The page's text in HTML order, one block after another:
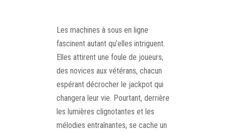
Les machines à sous en ligne
fascinent autant qu’elles intriguent.
Elles attirent une foule de joueurs,
des novices aux vétérans, chacun
espérant décrocher le jackpot qui
changera leur vie. Pourtant, derrière
les lumières clignotantes et les
mélodies entraînantes, se cache un